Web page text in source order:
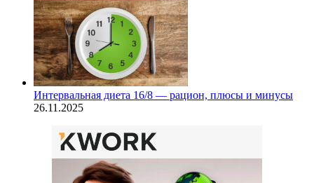
Интервальная диета 16/8 — рацион, плюсы и минусы
26.11.2025